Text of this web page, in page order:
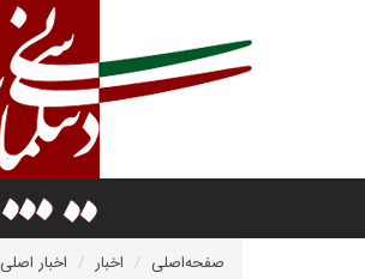
صفحه‌اصلی اخبار اخبار اصلی